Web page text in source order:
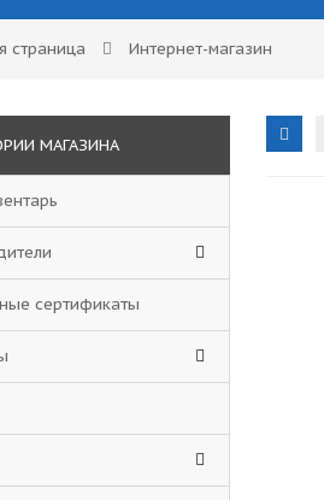
страница Интернет-магазин
МАГАЗИНА
сертификаты